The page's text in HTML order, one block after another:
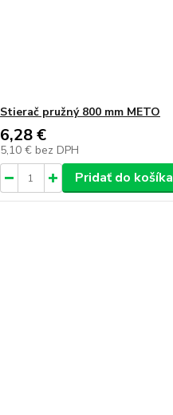
Stierač pružný 800 mm METO
6,28 €
5,10 € bez DPH
Pridať do košíka